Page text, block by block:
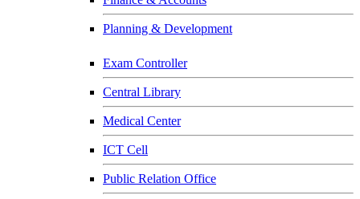
Planning & Development
Exam Controller
Central Library
Medical Center
ICT Cell
Public Relation Office